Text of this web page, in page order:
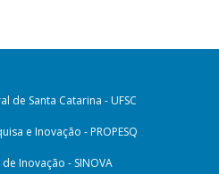
de Santa Catarina - UFSC
e Inovação - PROPESQ
Inovação - SINOVA